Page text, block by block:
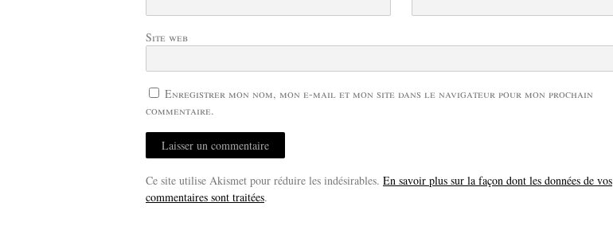
Site web
Enregistrer mon nom, mon e-mail et mon site dans le navigateur pour mon prochain
commentaire.
Ce site utilise Akismet pour réduire les indésirables. En savoir plus sur la façon dont les données de vos
commentaires sont traitées.